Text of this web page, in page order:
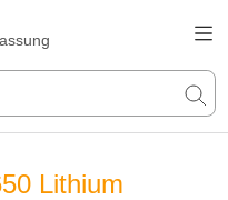
Lithium